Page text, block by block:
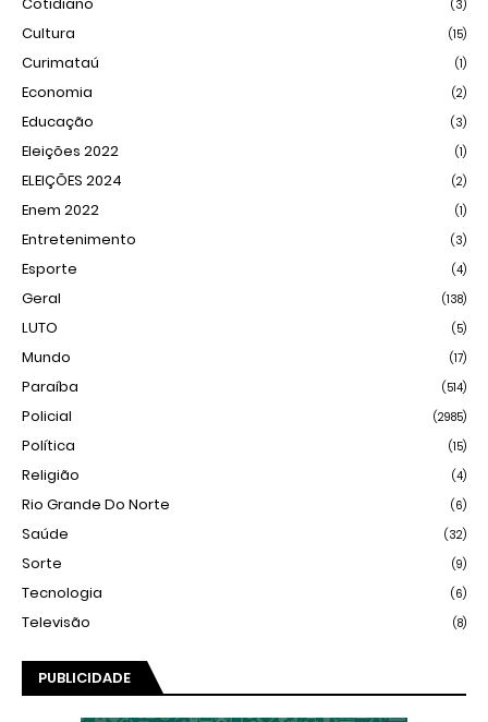
Cotidiano (3)
Cultura (15)
Curimataú (1)
Economia (2)
Educação (3)
Eleições 2022 (1)
ELEIÇÕES 2024 (2)
Enem 2022 (1)
Entretenimento (3)
Esporte (4)
Geral (138)
LUTO (5)
Mundo (17)
Paraíba (514)
Policial (2985)
Política (15)
Religião (4)
Rio Grande Do Norte (6)
Saúde (32)
Sorte (9)
Tecnologia (6)
Televisão (8)
PUBLICIDADE